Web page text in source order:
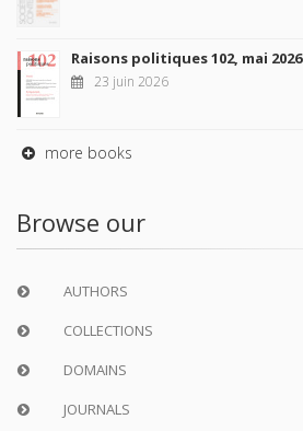
Raisons politiques 102, mai 2026
23 juin 2026
more books
Browse our
AUTHORS
COLLECTIONS
DOMAINS
JOURNALS